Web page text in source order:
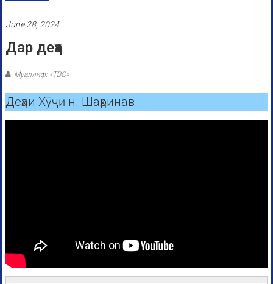
June 28, 2024
Дар деҳа
Муаллиф: «ТВС»
Деҳаи Хӯҷӣ н. Шаҳринав.